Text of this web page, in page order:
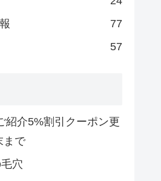
77
57
紹介5%割引クーポン更
まで
穴